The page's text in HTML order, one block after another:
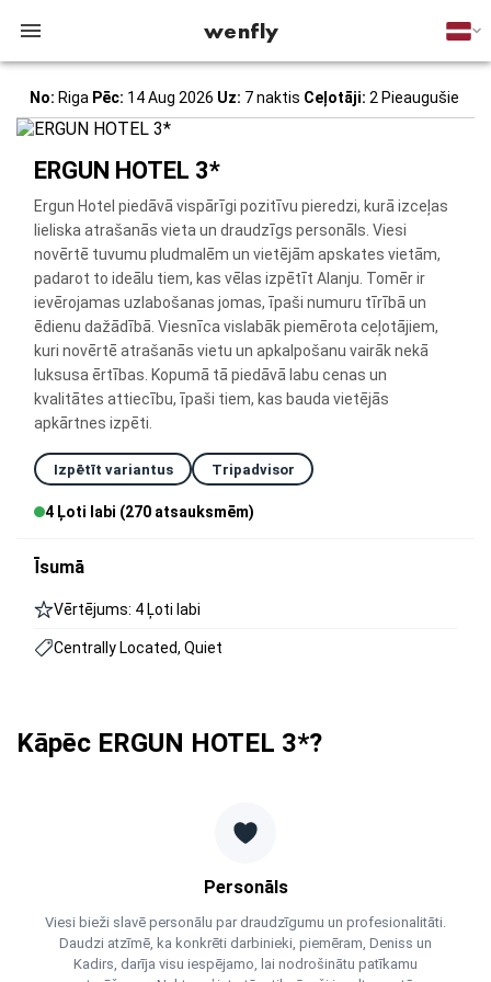
wenfly
No: Riga Pēc: 14 Aug 2026 Uz: 7 naktis Ceļotāji: 2 Pieaugušie
ERGUN HOTEL 3*
Ergun Hotel piedāvā vispārīgi pozitīvu pieredzi, kurā izceļas
lieliska atrašanās vieta un draudzīgs personāls. Viesi
novērtē tuvumu pludmalēm un vietējām apskates vietām,
padarot to ideālu tiem, kas vēlas izpētīt Alanju. Tomēr ir
ievērojamas uzlabošanas jomas, īpaši numuru tīrībā un
ēdienu dažādībā. Viesnīca vislabāk piemērota ceļotājiem,
kuri novērtē atrašanās vietu un apkalpošanu vairāk nekā
luksusa ērtības. Kopumā tā piedāvā labu cenas un
kvalitātes attiecību, īpaši tiem, kas bauda vietējās
apkārtnes izpēti.
Izpētīt variantus Tripadvisor
4 Ļoti labi (270 atsauksmēm)
Īsumā
Vērtējums: 4 Ļoti labi
Centrally Located, Quiet
Kāpēc ERGUN HOTEL 3*?
Personāls
Viesi bieži slavē personālu par draudzīgumu un profesionalitāti.
Daudzi atzīmē, ka konkrēti darbinieki, piemēram, Deniss un
Kadirs, darīja visu iespējamo, lai nodrošinātu patīkamu